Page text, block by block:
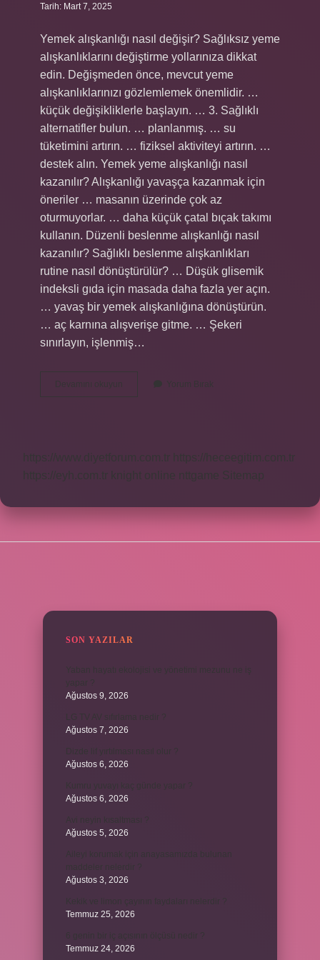
Tarih: Mart 7, 2025
Yemek alışkanlığı nasıl değişir? Sağlıksız yeme
alışkanlıklarını değiştirme yollarınıza dikkat
edin. Değişmeden önce, mevcut yeme
alışkanlıklarınızı gözlemlemek önemlidir. …
küçük değişikliklerle başlayın. … 3. Sağlıklı
alternatifler bulun. … planlanmış. … su
tüketimini artırın. … fiziksel aktiviteyi artırın. …
destek alın. Yemek yeme alışkanlığı nasıl
kazanılır? Alışkanlığı yavaşça kazanmak için
öneriler … masanın üzerinde çok az
oturmuyorlar. … daha küçük çatal bıçak takımı
kullanın. Düzenli beslenme alışkanlığı nasıl
kazanılır? Sağlıklı beslenme alışkanlıkları
rutine nasıl dönüştürülür? … Düşük glisemik
indeksli gıda için masada daha fazla yer açın.
… yavaş bir yemek alışkanlığına dönüştürün.
… aç karnına alışverişe gitme. … Şekeri
sınırlayın, işlenmiş…
Devamını okuyun
Yeme
Yorum Bırak
https://www.diyetforum.com.tr
https://heceegitim.com.tr
https://eyh.com.tr
knight online nttgame Sitemap
SON YAZILAR
Ağustos 9, 2026
Ağustos 7, 2026
Ağustos 6, 2026
Ağustos 6, 2026
Ağustos 5, 2026
Ağustos 3, 2026
Temmuz 25, 2026
Temmuz 24, 2026